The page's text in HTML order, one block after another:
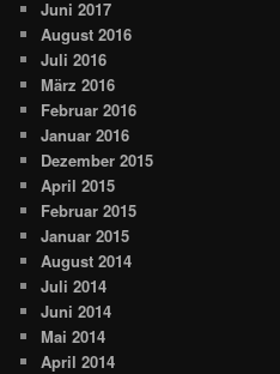
Juni 2017
August 2016
Juli 2016
März 2016
Februar 2016
Januar 2016
Dezember 2015
April 2015
Februar 2015
Januar 2015
August 2014
Juli 2014
Juni 2014
Mai 2014
April 2014